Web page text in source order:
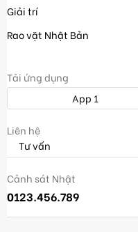
Giải trí
Rao vặt Nhật Bản
Tải ứng dụng
App 1
Liên hệ
Tư vấn
Cảnh sát Nhật
0123.456.789